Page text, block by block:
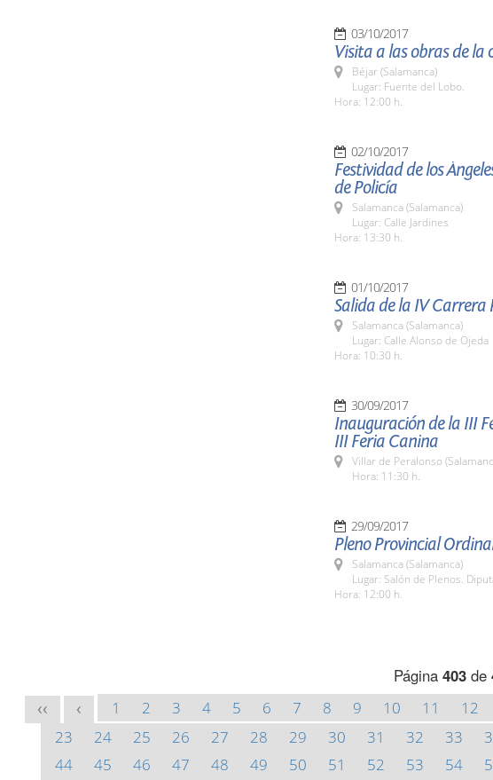
03/10/2017
Visita a las obras de la
Béjar (Salamanca)
Lugar: Fuente del Lobo.
Hora: 12:00 h.
02/10/2017
Festividad de los
de Policía
Salamanca (Salamanca)
Lugar: Calle Jardines
Hora: 13:30 h.
01/10/2017
Salida de la IV Carrera
Salamanca (Salamanca)
Lugar: Calle Alonso de Ojeda
Hora: 10:30 h.
30/09/2017
Inauguración de la III
III Feria Canina
Villar de Peralonso
Hora: 11:30 h.
29/09/2017
Pleno Provincial
Salamanca (Salamanca)
Lugar: Salón de Plenos.
Hora: 12:00 h.
Página 403de
<< < 1 2 3 4 5 6 7 8 9 10 11 12
23
24 25 26 27 28 29 30 31 32 33
44
45 46 47 48 49 50 51 52 53 54